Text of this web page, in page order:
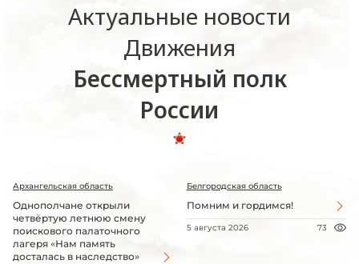
Актуальные новости
Движения
Бессмертный полк
России
Архангельская область
Однополчане открыли
четвёртую летнюю смену
поискового палаточного
лагеря «Нам память
досталась в наследство»
Белгородская область
Помним и гордимся!
5 августа 2026 73